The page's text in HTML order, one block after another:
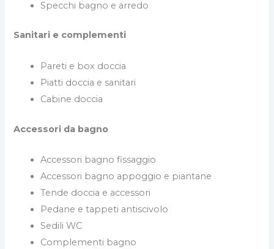
Specchi bagno e arredo
Sanitari e complementi
Pareti e box doccia
Piatti doccia e sanitari
Cabine doccia
Accessori da bagno
Accessori bagno fissaggio
Accessori bagno appoggio e piantane
Tende doccia e accessori
Pedane e tappeti antiscivolo
Sedili WC
Complementi bagno